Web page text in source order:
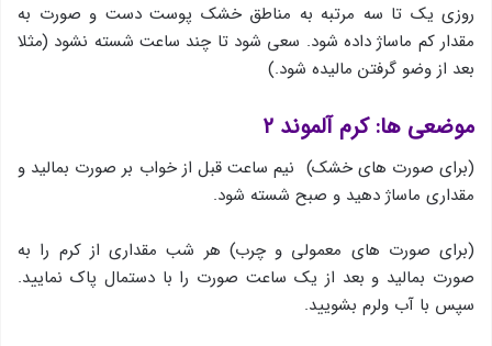
روزی یک تا سه مرتبه به مناطق خشک پوست دست و صورت به
مقدار کم ماساژ داده شود. سعی شود تا چند ساعت شسته نشود (مثلا
بعد از وضو گرفتن مالیده شود.)
موضعی ها: کرم آلموند ۲
(برای صورت های خشک) نیم ساعت قبل از خواب بر صورت بمالید و
مقداری ماساژ دهید و صبح شسته شود.
(برای صورت های معمولی و چرب) هر شب مقداری از کرم را به
صورت بمالید و بعد از یک ساعت صورت را با دستمال پاک نمایید.
سپس با آب ولرم بشویید.